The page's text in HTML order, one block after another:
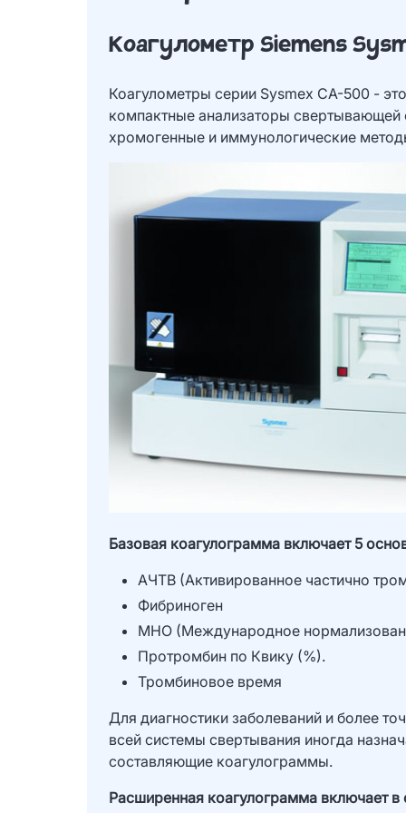
Коагулометр Siemens
Коагулометры серии Sysmex CA-500 -
компактные анализаторы
хромогенные и иммунологические
Базовая коагулограмма включает 5
АЧТВ (Активированное частично
Фибриноген
МНО (Международное
Протромбин по Квику (%).
Тромбиновое время
Для диагностики заболеваний и более
всей системы свертывания иногда
составляющие коагулограммы.
Расширенная коагулограмма включает в